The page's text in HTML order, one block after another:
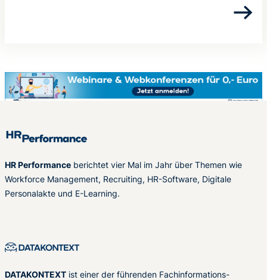
HR Performance berichtet vier Mal im Jahr über Themen wie
Workforce Management, Recruiting, HR-Software, Digitale
Personalakte und E-Learning.
DATAKONTEXT ist einer der führenden Fachinformations-